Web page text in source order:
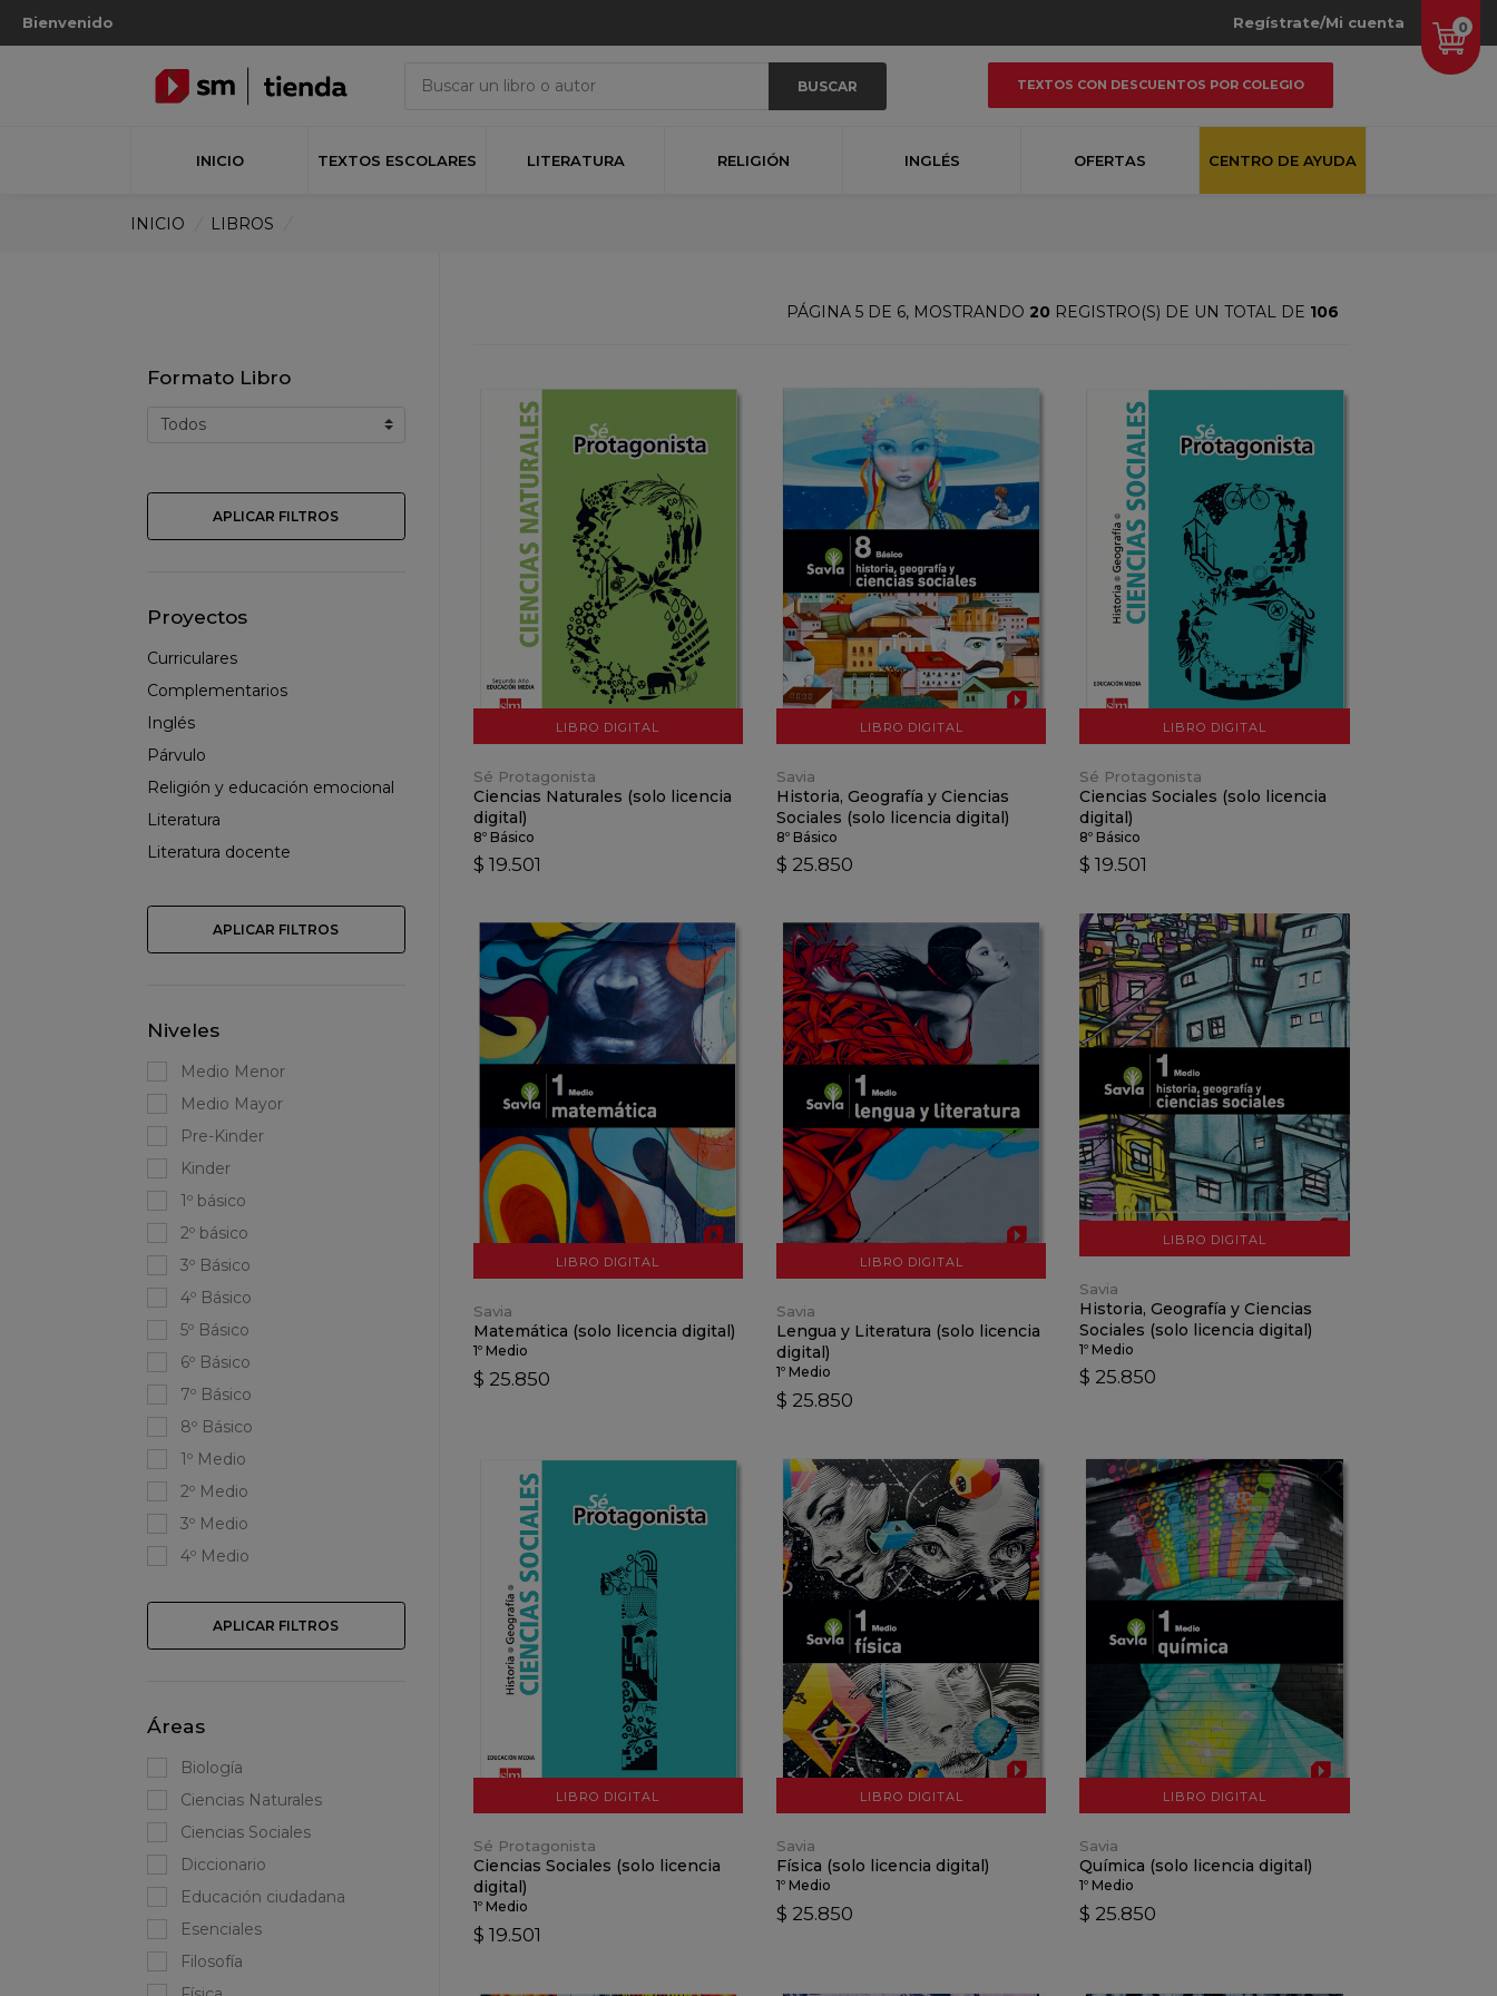
Bienvenido 0
Regístrate/Mi cuenta
BUSCAR TEXTOS CON DESCUENTOS POR COLEGIO
INICIO TEXTOS ESCOLARES LITERATURA RELIGIÓN INGLÉS OFERTAS CENTRO DE AYUDA
INICIO LIBROS
PÁGINA 5 DE 6, MOSTRANDO 20 REGISTRO(S) DE UN TOTAL DE 106
LIBRO DIGITAL
VER DETALLES
AÑADIR AL CARRO
Sé Protagonista
Ciencias Naturales (solo licencia
digital)
8º Básico
$ 19.501
LIBRO DIGITAL
VER DETALLES
AÑADIR AL CARRO
Savia
Historia, Geografía y Ciencias
Sociales (solo licencia digital)
8º Básico
$ 25.850
LIBRO DIGITAL
VER DETALLES
AÑADIR AL CARRO
Sé Protagonista
Ciencias Sociales (solo licencia
digital)
8º Básico
$ 19.501
LIBRO DIGITAL
VER DETALLES
AÑADIR AL CARRO
Savia
Matemática (solo licencia digital)
1º Medio
$ 25.850
LIBRO DIGITAL
VER DETALLES
AÑADIR AL CARRO
Savia
Lengua y Literatura (solo licencia
digital)
1º Medio
$ 25.850
LIBRO DIGITAL
VER DETALLES
AÑADIR AL CARRO
Savia
Historia, Geografía y Ciencias
Sociales (solo licencia digital)
1º Medio
$ 25.850
LIBRO DIGITAL
VER DETALLES
AÑADIR AL CARRO
Sé Protagonista
Ciencias Sociales (solo licencia
digital)
1º Medio
$ 19.501
LIBRO DIGITAL
VER DETALLES
AÑADIR AL CARRO
Savia
Física (solo licencia digital)
1º Medio
$ 25.850
LIBRO DIGITAL
VER DETALLES
AÑADIR AL CARRO
Savia
Química (solo licencia digital)
1º Medio
$ 25.850
Formato Libro
APLICAR FILTROS
Proyectos
Curriculares
Complementarios
Inglés
Párvulo
Religión y educación emocional
Literatura
Literatura docente
APLICAR FILTROS
Niveles
Medio Menor
Medio Mayor
Pre-Kinder
Kinder
1º básico
2º básico
3º Básico
4º Básico
5º Básico
6º Básico
7º Básico
8º Básico
1º Medio
2º Medio
3º Medio
4º Medio
APLICAR FILTROS
Áreas
Biología
Ciencias Naturales
Ciencias Sociales
Diccionario
Educación ciudadana
Esenciales
Filosofía